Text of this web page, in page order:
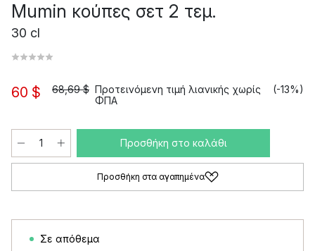
Mumin κούπες σετ 2 τεμ.
30 cl
60 $ 68,69 $ Προτεινόμενη τιμή λιανικής χωρίς
ΦΠΑ
(-13%)
Προσθήκη στο καλάθι
Προσθήκη στα αγαπημένα
Σε απόθεμα